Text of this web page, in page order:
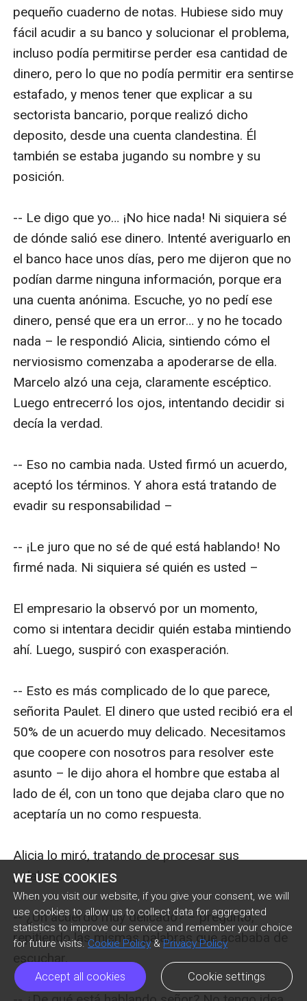
WE USE COOKIES
When you visit our website, if you give your consent, we will
use cookies to allow us to collect data for aggregated
statistics to improve our service and remember your choice
for future visits. Cookie Policy& Privacy Policy
Accept all cookies Cookie settings
pequeño cuaderno de notas. Hubiese sido muy
fácil acudir a su banco y solucionar el problema,
incluso podía permitirse perder esa cantidad de
dinero, pero lo que no podía permitir era sentirse
estafado, y menos tener que explicar a su
sectorista bancario, porque realizó dicho
deposito, desde una cuenta clandestina. Él
también se estaba jugando su nombre y su
posición.
-- Le digo que yo… ¡No hice nada! Ni siquiera sé
de dónde salió ese dinero. Intenté averiguarlo en
el banco hace unos días, pero me dijeron que no
podían darme ninguna información, porque era
una cuenta anónima. Escuche, yo no pedí ese
dinero, pensé que era un error… y no he tocado
nada – le respondió Alicia, sintiendo cómo el
nerviosismo comenzaba a apoderarse de ella.
Marcelo alzó una ceja, claramente escéptico.
Luego entrecerró los ojos, intentando decidir si
decía la verdad.
-- Eso no cambia nada. Usted firmó un acuerdo,
aceptó los términos. Y ahora está tratando de
evadir su responsabilidad –
-- ¡Le juro que no sé de qué está hablando! No
firmé nada. Ni siquiera sé quién es usted –
El empresario la observó por un momento,
como si intentara decidir quién estaba mintiendo
ahí. Luego, suspiró con exasperación.
-- Esto es más complicado de lo que parece,
señorita Paulet. El dinero que usted recibió era el
50% de un acuerdo muy delicado. Necesitamos
que coopere con nosotros para resolver este
asunto – le dijo ahora el hombre que estaba al
lado de él, con un tono que dejaba claro que no
aceptaría un no como respuesta.
Alicia lo miró, tratando de procesar sus
palabras.
-- ¿Un acuerdo muy delicado? – preguntó,
repitiendo las mismas palabras que acababa de
escuchar,